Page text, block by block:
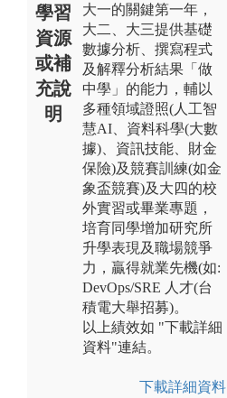
學習
資源
或補
充說
明
大一的關鍵第一年，
大二、大三提供基礎
數據分析、撰寫程式
及解釋分析結果「做
中學」的能力，輔以
多種領域證照(人工智
慧AI、資料科學(大數
據)、資訊技能、財金
保險)及競賽訓練(如金
象盃競賽)及大四的校
外實習或畢業專題，
培育同學增加研究所
升學表現及職場競爭
力，贏得就業先機(如:
DevOps/SRE 人才(台
積電大舉招募)。
以上績效如 "下載詳細
資料"連結。
下載詳細資料